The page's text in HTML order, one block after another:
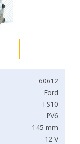
60612
Ford
FS10
PV6
145 mm
12 V